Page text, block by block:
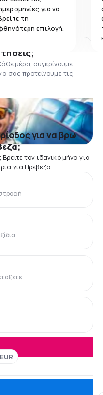
για να
τη
επιλογή.
μέρα, συγκρίνουμε
σας προτείνουμε τις
για να βρω
τον ιδανικό μήνα για
για Πρέβεζα